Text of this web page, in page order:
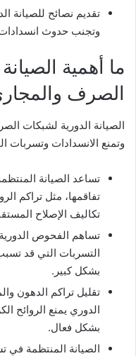
تقديم نصائح للصيانة
وتجنب حدوث
ما أهمية
الصرف
الصيانة الدورية لشبكات
وتمنع الانسدادات وتسربات
تساعد الصيانة
تفاقمها، مثل تراكم
تكاليف الإصلاح
تساهم الفحوص
التسربات التي قد
بشكل كبير.
تقليل تراكم الدهون
الدوري يمنع الروائح
بشكل فعال.
الصيانة المنتظمة في